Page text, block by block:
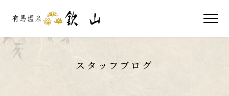
スタッフブログ